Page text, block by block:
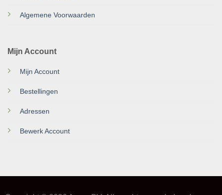
Algemene Voorwaarden
Mijn Account
Mijn Account
Bestellingen
Adressen
Bewerk Account